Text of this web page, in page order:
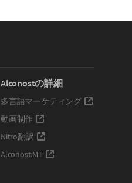
Alconostの詳細
多言語マーケティング
動画制作
Nitro翻訳
Alconost.MT